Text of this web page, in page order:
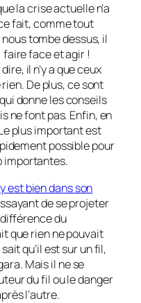
la crise actuelle n’a
fait, comme tout
tombe dessus, il
faire face et agir !
il n’y a que ceux
De plus, ce sont
donne les conseils
ne font pas. Enfin, en
plus important est
possible pour
importantes.
est bien dans son
de se projeter
du
que rien ne pouvait
qu’il est sur un fil,
Mais il ne se
du fil ou le danger
l’autre.